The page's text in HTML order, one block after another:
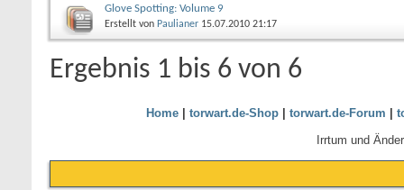
Glove Spotting: Volume 9
Erstellt von Paulianer 15.07.2010 21:17
Ergebnis 1 bis 6 von 6
Home| torwart.de-Shop| torwart.de-Forum
Irrtum und